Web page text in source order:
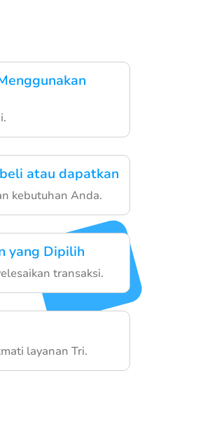
atau dapatkan
kebutuhan Anda.
yang Dipilih
transaksi.
layanan Tri.